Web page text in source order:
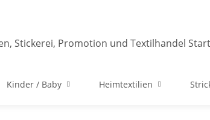
Kinder / Baby Heimtextilien